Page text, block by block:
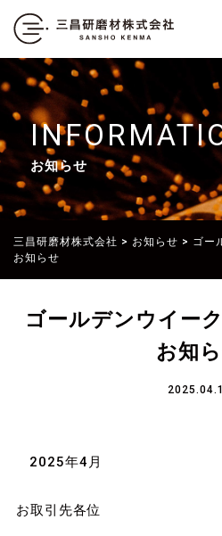
お知らせ
三昌研磨材株式会社 > お知らせ > ゴー
お知らせ
ゴールデンウイー
お知
2025年4月
お取引先各位